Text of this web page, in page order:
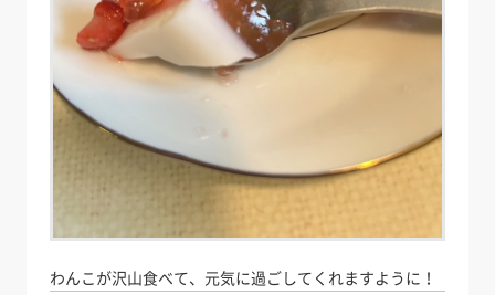
わんこが沢山食べて、元気に過ごしてくれますように！